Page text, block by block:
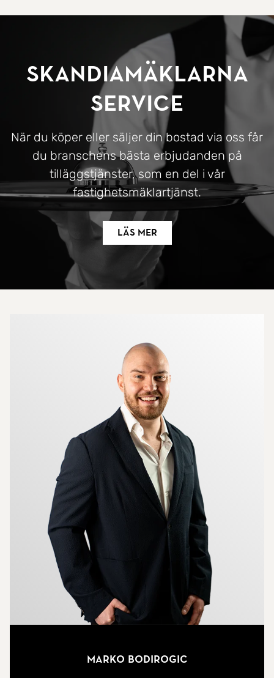
SkandiaMäklarna
Service
När du köper eller säljer din bostad via oss får
du branschens bästa erbjudanden på
tilläggstjänster, som en del i vår
fastighetsmäklartjänst.
Läs mer
Marko Bodirogic